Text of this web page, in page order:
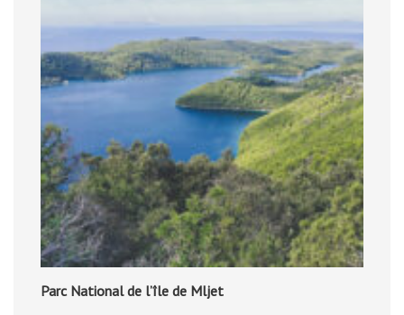
Parc National de l’île de Mljet